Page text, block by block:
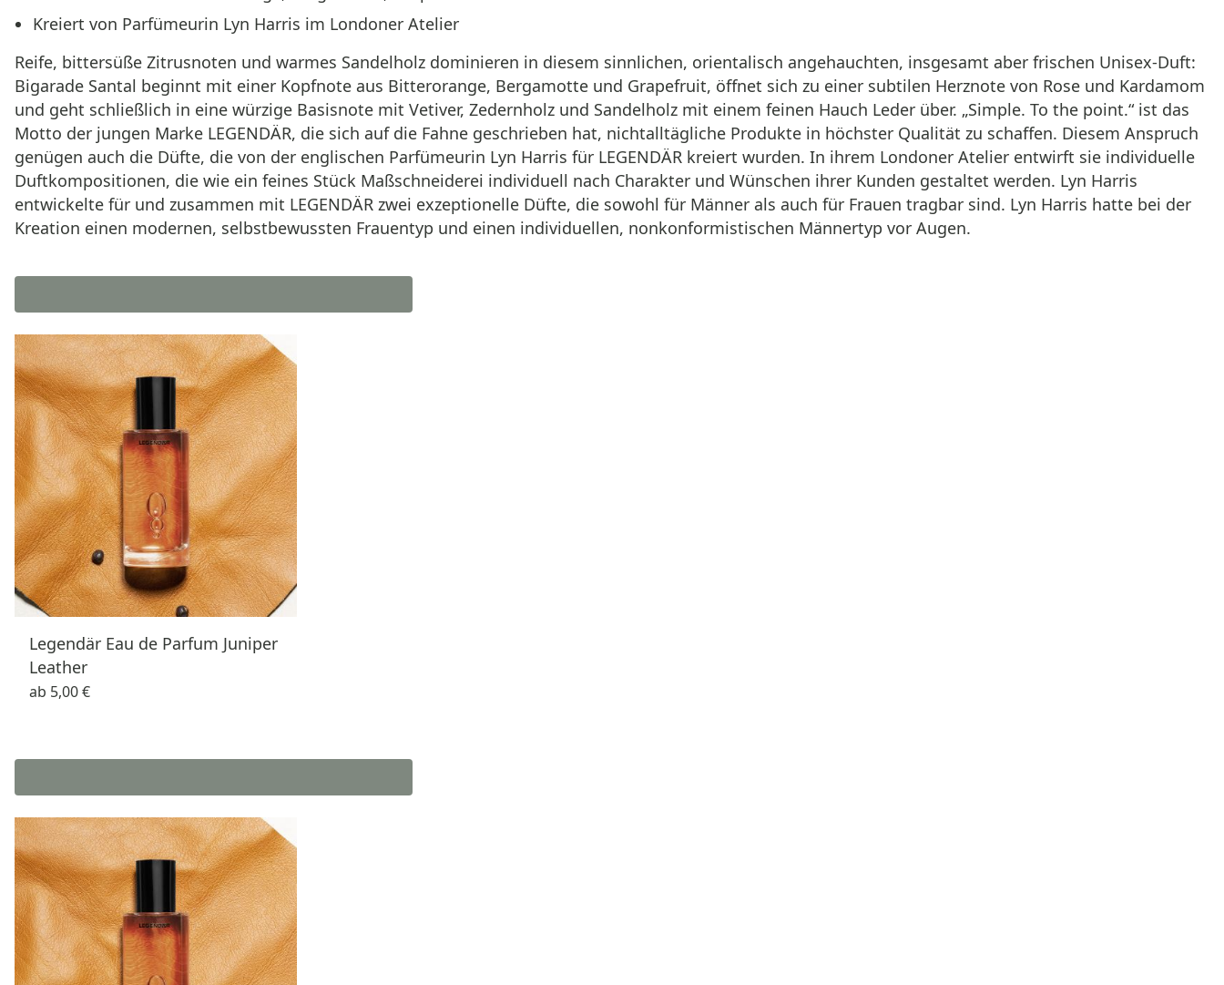
Kreiert von Parfümeurin Lyn Harris im Londoner Atelier
Reife, bittersüße Zitrusnoten und warmes Sandelholz dominieren in diesem sinnlichen, orientalisch angehauchten, insgesamt aber frischen Unisex-Duft:
Bigarade Santal beginnt mit einer Kopfnote aus Bitterorange, Bergamotte und Grapefruit, öffnet sich zu einer subtilen Herznote von Rose und Kardamom
und geht schließlich in eine würzige Basisnote mit Vetiver, Zedernholz und Sandelholz mit einem feinen Hauch Leder über. „Simple. To the point.“ ist das
Motto der jungen Marke LEGENDÄR, die sich auf die Fahne geschrieben hat, nichtalltägliche Produkte in höchster Qualität zu schaffen. Diesem Anspruch
genügen auch die Düfte, die von der englischen Parfümeurin Lyn Harris für LEGENDÄR kreiert wurden. In ihrem Londoner Atelier entwirft sie individuelle
Duftkompositionen, die wie ein feines Stück Maßschneiderei individuell nach Charakter und Wünschen ihrer Kunden gestaltet werden. Lyn Harris
entwickelte für und zusammen mit LEGENDÄR zwei exzeptionelle Düfte, die sowohl für Männer als auch für Frauen tragbar sind. Lyn Harris hatte bei der
Kreation einen modernen, selbstbewussten Frauentyp und einen individuellen, nonkonformistischen Männertyp vor Augen.
Legendär Eau de Parfum Juniper
Leather
ab 5,00 €